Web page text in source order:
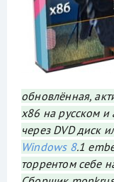
обновлённая,
x86 на русском и
через DVD диск
Windows 8.1
торрентом себе